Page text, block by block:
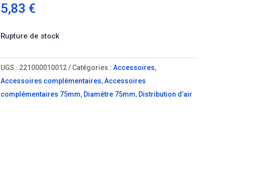
5,83 €
Rupture de stock
UGS : 221000010012 Catégories : Accessoires,
Accessoires complémentaires,Accessoires
complémentaires 75mm, Diamètre 75mm, Distribution d’air